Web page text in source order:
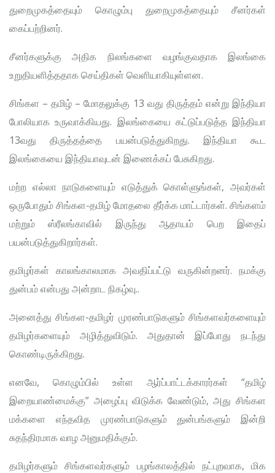
துறைமுகத்தையும் கொழும்பு துறைமுகத்தையும் சீனர்கள்
கைப்பற்றினர்.
சீனர்களுக்கு அதிக நிலங்களை வழங்குவதாக இலங்கை
உறுதியளித்ததாக செய்திகள் வெளியாகியுள்ளன.
சிங்கள – தமிழ் – மோதலுக்கு 13 வது திருத்தம் என்று இந்தியா
போலியாக உருவாக்கியது. இலங்கையை கட்டுப்படுத்த இந்தியா
13வது திருத்தத்தை பயன்படுத்துகிறது. இந்தியா கூட
இலங்கையை இந்தியாவுடன் இணைக்கப் பேசுகிறது.
மற்ற எல்லா நாடுகளையும் எடுத்துக் கொள்ளுங்கள், அவர்கள்
ஒருபோதும் சிங்கள-தமிழ் மோதலை தீர்க்க மாட்டார்கள். சிங்களம்
மற்றும் ஸ்ரீலங்காவில் இருந்து ஆதாயம் பெற இதைப்
பயன்படுத்துகிறார்கள்.
தமிழர்கள் காலங்காலமாக அவதிப்பட்டு வருகின்றனர். நமக்கு
துன்பம் என்பது அன்றாட நிகழ்வு..
அனைத்து சிங்கள-தமிழர் முரண்பாடுகளும் சிங்களவர்களையும்
தமிழர்களையும் அழித்துவிடும். அதுதான் இப்போது நடந்து
கொண்டிருக்கிறது.
எனவே, கொழும்பில் உள்ள ஆர்ப்பாட்டக்காரர்கள் “தமிழ்
இறையாண்மைக்கு” ​​அழைப்பு விடுக்க வேண்டும், அது சிங்கள
மக்களை எந்தவித முரண்பாடுகளும் துன்பங்களும் இன்றி
சுதந்திரமாக வாழ அனுமதிக்கும்.
தமிழர்களும் சிங்களவர்களும் பழங்காலத்தில் நட்புறவாக, மிக